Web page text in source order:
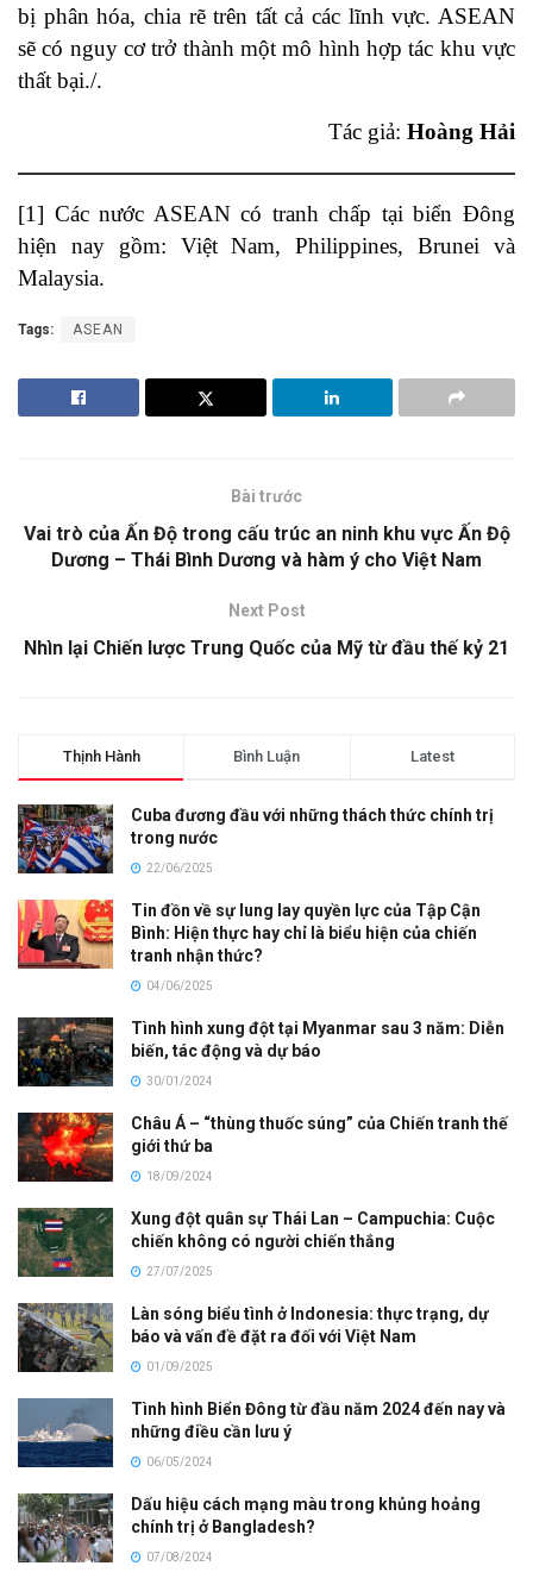
bị phân hóa, chia rẽ trên tất cả các lĩnh vực. ASEAN
sẽ có nguy cơ trở thành một mô hình hợp tác khu vực
thất bại./.
Tác giả: Hoàng Hải
[1] Các nước ASEAN có tranh chấp tại biển Đông
hiện nay gồm: Việt Nam, Philippines, Brunei và
Malaysia.
Tags: ASEAN
Bài trước
Vai trò của Ấn Độ trong cấu trúc an ninh khu vực Ấn Độ
Dương – Thái Bình Dương và hàm ý cho Việt Nam
Next Post
Nhìn lại Chiến lược Trung Quốc của Mỹ từ đầu thế kỷ 21
Thịnh Hành Bình Luận Latest
Cuba đương đầu với những thách thức chính trị
trong nước
22/06/2025
Tin đồn về sự lung lay quyền lực của Tập Cận
Bình: Hiện thực hay chỉ là biểu hiện của chiến
tranh nhận thức?
04/06/2025
Tình hình xung đột tại Myanmar sau 3 năm: Diễn
biến, tác động và dự báo
30/01/2024
Châu Á – “thùng thuốc súng” của Chiến tranh thế
giới thứ ba
18/09/2024
Xung đột quân sự Thái Lan – Campuchia: Cuộc
chiến không có người chiến thắng
27/07/2025
Làn sóng biểu tình ở Indonesia: thực trạng, dự
báo và vấn đề đặt ra đối với Việt Nam
01/09/2025
Tình hình Biển Đông từ đầu năm 2024 đến nay và
những điều cần lưu ý
06/05/2024
Dấu hiệu cách mạng màu trong khủng hoảng
chính trị ở Bangladesh?
07/08/2024